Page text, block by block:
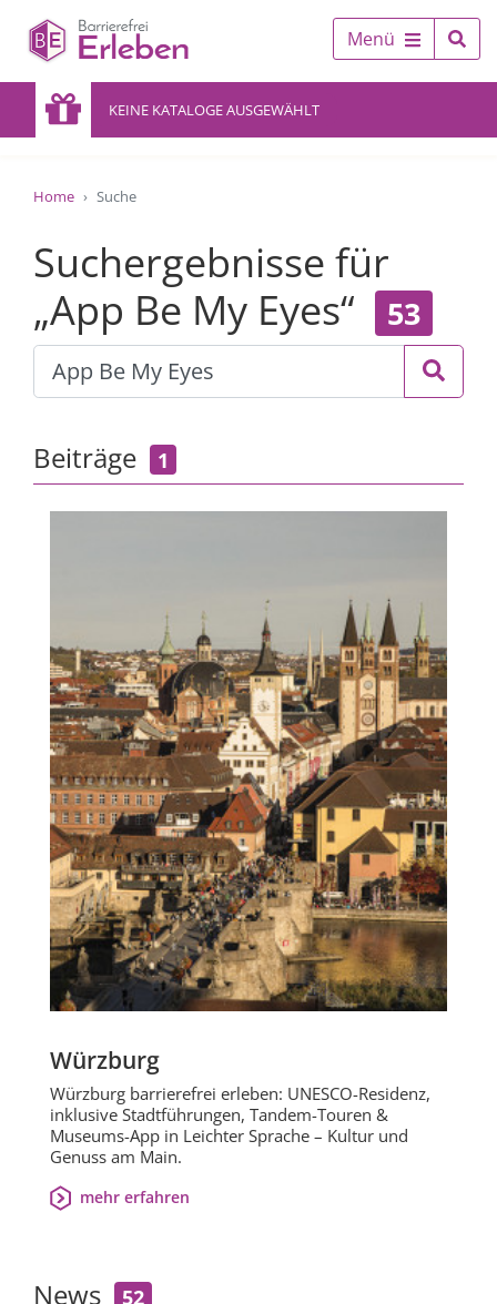
Menü
KEINE KATALOGE AUSGEWÄHLT
Home Suche
Suchergebnisse für
„App Be My Eyes“
53
Beiträge 1
Würzburg
Würzburg barrierefrei erleben: UNESCO-Residenz,
inklusive Stadtführungen, Tandem-Touren &
Museums-App in Leichter Sprache – Kultur und
Genuss am Main.
mehr erfahren
News 52